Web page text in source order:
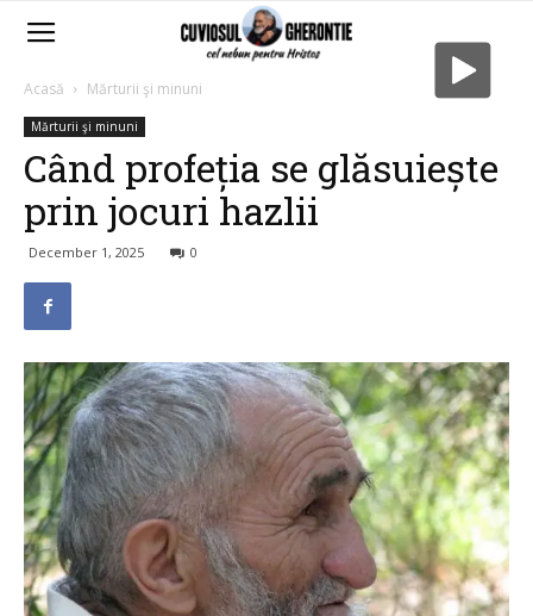
Acasă Mărturii şi minuni
Mărturii şi minuni
Când profeția se glăsuiește
prin jocuri hazlii
December 1, 2025 0